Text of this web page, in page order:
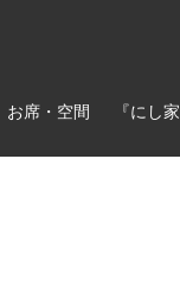
お席・空間 『にし